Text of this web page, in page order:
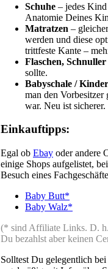
Schuhe – jedes Kind
Anatomie Deines
Matratzen –
werden und diese
trittfeste Kante –
Flaschen,
sollte.
Babyschale /
man den Vorbesitzer
war. Neu ist sicherer.
Einkauftipps:
Egal ob Ebay oder andere
einige Shops aufgelistet,
Besuch eines
Baby Butt*
Baby Walz*
(* sind Affiliate Links. D.
Du bezahlst aber keinen
Solltest Du gelegentlich bei